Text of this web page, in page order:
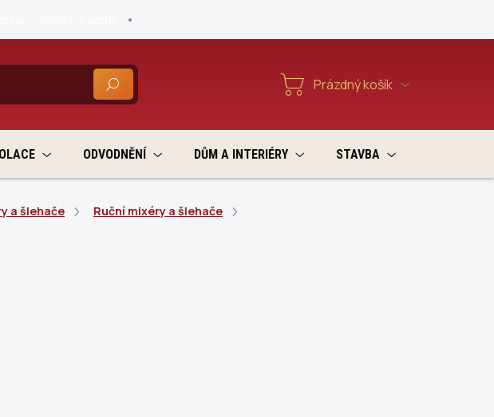
HLEDAT Nákupní
Prázdný košík
ODVODNĚNÍ DŮM A INTERIÉRY STAVBA
a šlehače Ruční mixéry a šlehače